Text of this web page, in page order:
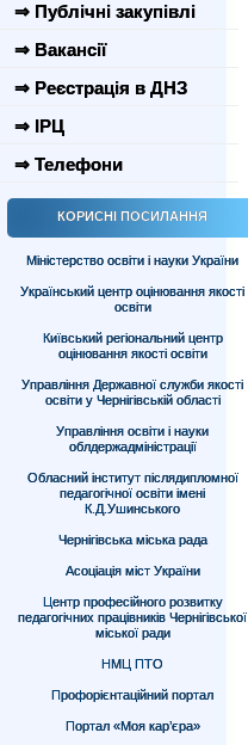
⇒ Публічні закупівлі
⇒ Вакансії
⇒ Реєстрація в ДНЗ
⇒ ІРЦ
⇒ Телефони
КОРИСНІ ПОСИЛАННЯ
Міністерство освіти і науки України
Український центр оцінювання якості
освіти
Київський регіональний центр
оцінювання якості освіти
Управління Державної служби якості
освіти у Чернігівській області
Управління освіти і науки
облдержадміністрації
Обласний інститут післядипломної
педагогічної освіти імені
К.Д.Ушинського
Чернігівська міська рада
Асоціація міст України
Центр професійного розвитку
педагогічних працівників Чернігівської
міської ради
НМЦ ПТО
Профорієнтаційний портал
Портал «Моя кар’єра»